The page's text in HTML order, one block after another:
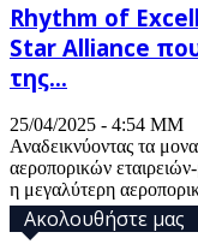
Rhythm of
Star Alliance
της...
25/04/2025 - 4:54 ΜΜ
Αναδεικνύοντας τα
αεροπορικών
η μεγαλύτερη
Ακολουθήστε μας